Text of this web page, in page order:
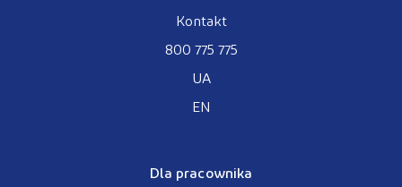
Kontakt
800 775 775
UA
EN
Dla pracownika